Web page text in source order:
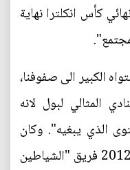
كأس انكلترا نهاية
الكبير الى صفوفنا،
المثالي لبول لانه
الذي يبغيه". وكان
الدولي الفرنسي الفرنسي ترك في 2012 فريق "الشياطين